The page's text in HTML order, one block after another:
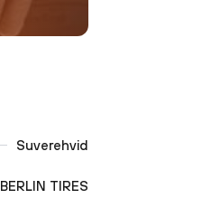
Suverehvid
BERLIN TIRES